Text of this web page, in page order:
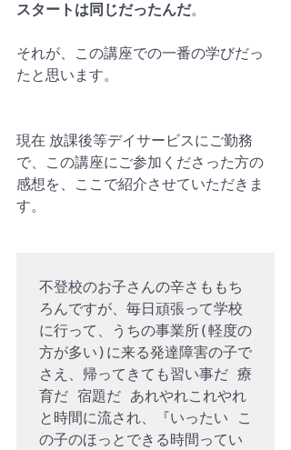
スタートは同じだったんだ。
それが、この講座での一番の学びだっ
たと思います。
現在 放課後等デイサービスにご勤務
で、この講座にご参加くださった方の
感想を、ここで紹介させていただきま
す。
不登校のお子さんの辛さももち
ろんですが、毎日頑張って学校
に行って、うちの事業所(軽度の
方が多い)に来る発達障害の子で
さえ、帰ってきても習い事だ 療
育だ 宿題だ あれやれこれやれ
と時間に流され、『いったい こ
の子のほっとできる時間ってい